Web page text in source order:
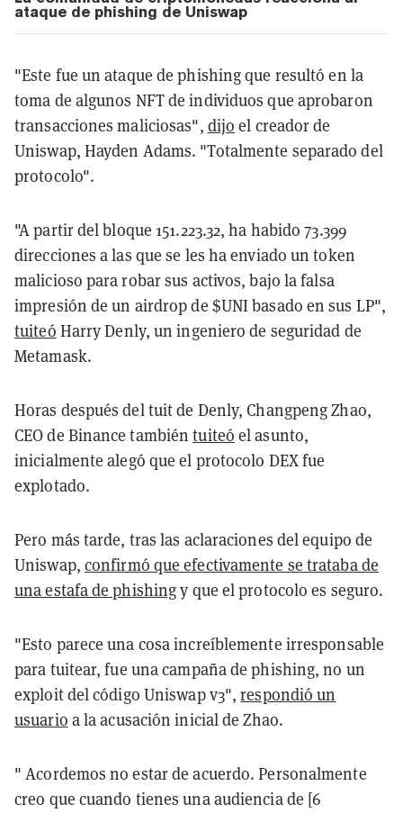
ataque de phishing de Uniswap
"Este fue un ataque de phishing que resultó en la
toma de algunos NFT de individuos que aprobaron
transacciones maliciosas", dijo el creador de
Uniswap, Hayden Adams. "Totalmente separado del
protocolo".
"A partir del bloque 151.223.32, ha habido 73.399
direcciones a las que se les ha enviado un token
malicioso para robar sus activos, bajo la falsa
impresión de un airdrop de $UNI basado en sus LP",
tuiteó Harry Denly, un ingeniero de seguridad de
Metamask.
Horas después del tuit de Denly, Changpeng Zhao,
CEO de Binance tambiéntuiteó el asunto,
inicialmente alegó que el protocolo DEX fue
explotado.
Pero más tarde, tras las aclaraciones del equipo de
Uniswap, confirmó que efectivamente se trataba de
una estafa de phishingy que el protocolo es seguro.
"Esto parece una cosa increíblemente irresponsable
para tuitear, fue una campaña de phishing, no un
exploit del código Uniswap v3",respondió un
usuario a la acusación inicial de Zhao.
" Acordemos no estar de acuerdo. Personalmente
creo que cuando tienes una audiencia de [6